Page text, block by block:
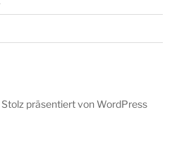
Stolz präsentiert von WordPress